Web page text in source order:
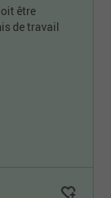
être
de travail